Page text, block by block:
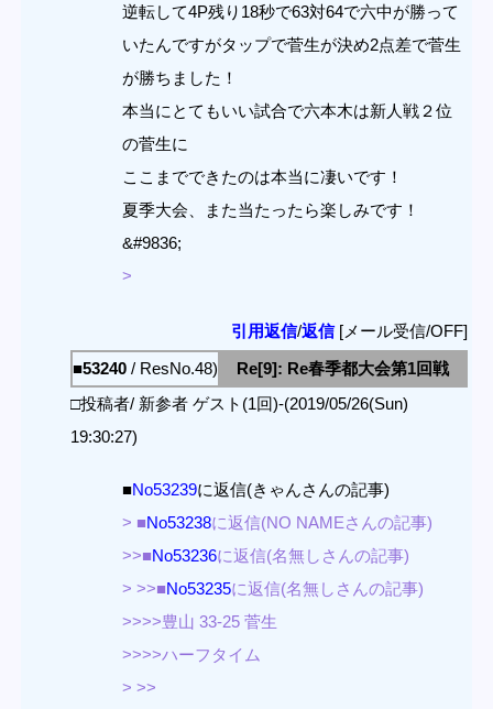
逆転して4P残り18秒で63対64で六中が勝って
いたんですがタップで菅生が決め2点差で菅生
が勝ちました！
本当にとてもいい試合で六本木は新人戦２位
の菅生に
ここまでできたのは本当に凄いです！
夏季大会、また当たったら楽しみです！
&#9836;
>
引用返信/返信[メール受信/OFF]
■53240 / ResNo.48)
Re[9]: Re春季都大会第1回戦
□投稿者/ 新参者 ゲスト(1回)-(2019/05/26(Sun)
19:30:27)
■No53239に返信(きゃんさんの記事)
> ■No53238に返信(NO NAMEさんの記事)
>>■No53236に返信(名無しさんの記事)
> >>■No53235に返信(名無しさんの記事)
>>>>豊山 33-25 菅生
>>>>ハーフタイム
> >>